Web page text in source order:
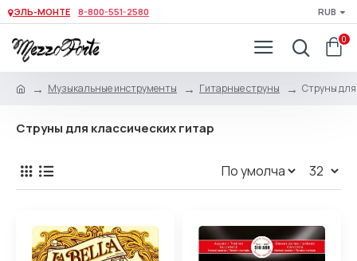
ЭЛЬ-МОНТЕ 8-800-551-2580 RUB
0
Музыкальные инструменты Гитарные струны Струны для
Струны для классических гитар